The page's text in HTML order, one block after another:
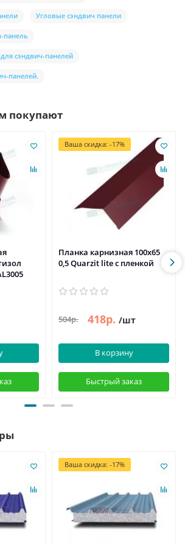
Угловые сэндвич панели
панель
сэндвич-панелей
панелей.
покупают
Ваша скидка: -17%
Планка карнизная 100х65
0,5 Quarzit lite с пленкой
504р. 418р. /шт
В корзину
Быстрый заказ
Ваша скидка: -17%